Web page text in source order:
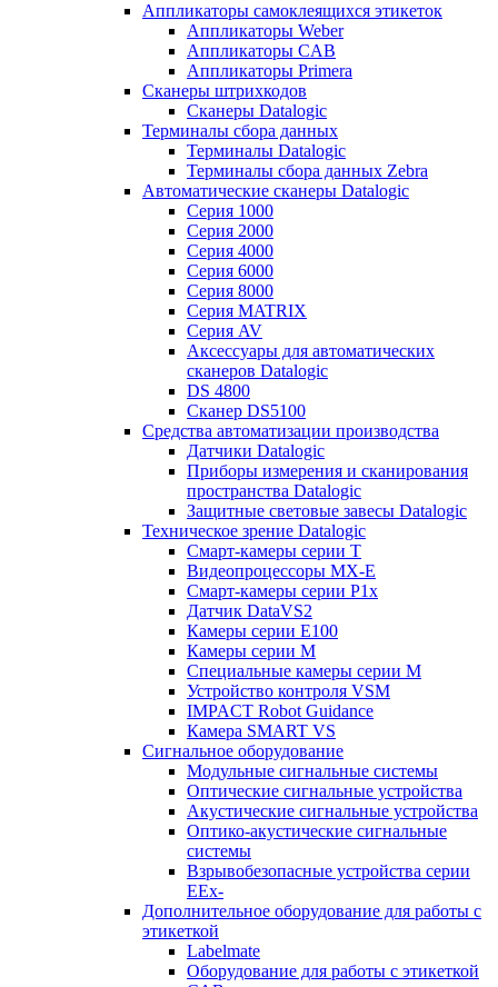
Аппликаторы самоклеящихся этикеток
Аппликаторы Weber
Аппликаторы CAB
Аппликаторы Primera
Сканеры штрихкодов
Сканеры Datalogic
Терминалы сбора данных
Терминалы Datalogic
Терминалы сбора данных Zebra
Автоматические сканеры Datalogic
Серия 1000
Серия 2000
Серия 4000
Серия 6000
Серия 8000
Серия MATRIX
Серия AV
Аксессуары для автоматических
сканеров Datalogic
DS 4800
Сканер DS5100
Средства автоматизации производства
Датчики Datalogic
Приборы измерения и сканирования
пространства Datalogic
Защитные световые завесы Datalogic
Техническое зрение Datalogic
Смарт-камеры серии T
Видеопроцессоры MX-E
Смарт-камеры серии P1x
Датчик DataVS2
Камеры серии E100
Камеры серии M
Специальные камеры серии M
Устройство контроля VSM
IMPACT Robot Guidance
Камера SMART VS
Cигнальное оборудование
Модульные сигнальные системы
Оптические сигнальные устройства
Акустические сигнальные устройства
Оптико-акустические сигнальные
системы
Взрывобезопасные устройства серии
EEx-
Дополнительное оборудование для работы с
этикеткой
Labelmate
Оборудование для работы с этикеткой